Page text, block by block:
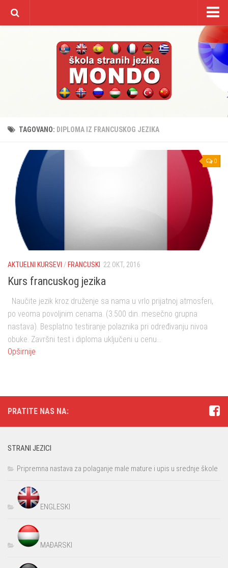
Kontakt
TAGOVANO: DIPLOMA IZ FRANCUSKOG JEZIKA
0
AKTUELNI KURSEVI / FRANCUSKI 22 OKT, 2016
Kurs francuskog jezika
Naučite jezik kroz druženje sa nama u vrlo prijatnoj atmosferi,
po veoma povoljnim cenama. (3.500 din. mesečno grupna
nastava). Besplatno testiranje polaznika pri određivanju nivoa
obuke. Završni test i diploma uključeni u cenu...
Opširnije
PRATITE NAS NA:
STRANI JEZICI
Pripremna nastava za polaganje male mature i upis u srednje škole
ENGLESKI
MAĐARSKI